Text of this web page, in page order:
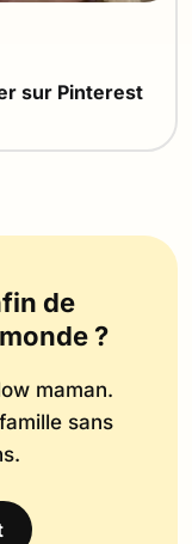
sur Pinterest
de
?
maman.
sans